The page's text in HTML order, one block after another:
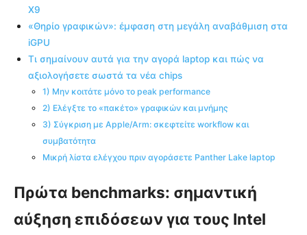
X9
«Θηρίο γραφικών»: έμφαση στη μεγάλη αναβάθμιση στα
iGPU
Τι σημαίνουν αυτά για την αγορά laptop και πώς να
αξιολογήσετε σωστά τα νέα chips
1) Μην κοιτάτε μόνο το peak performance
2) Ελέγξτε το «πακέτο» γραφικών και μνήμης
3) Σύγκριση με Apple/Arm: σκεφτείτε workflow και
συμβατότητα
Μικρή λίστα ελέγχου πριν αγοράσετε Panther Lake laptop
Πρώτα benchmarks: σημαντική
αύξηση επιδόσεων για τους Intel